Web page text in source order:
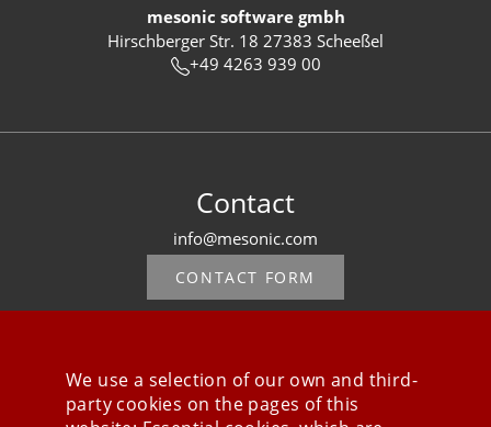
mesonic software gmbh
Hirschberger Str. 18 27383 Scheeßel
+49 4263 939 00
Contact
info@mesonic.com
CONTACT FORM
We use a selection of our own and third-
party cookies on the pages of this